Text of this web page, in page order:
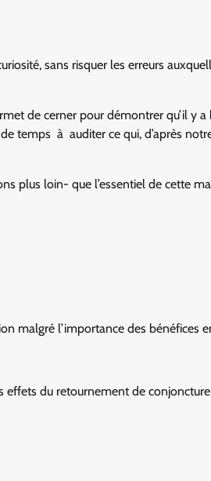
sans risquer les erreurs
de cerner pour démontrer qu’il y a
temps à auditer ce qui, d’après
plus loin- que l’essentiel de cette
malgré l’importance des bénéfices
effets du retournement de